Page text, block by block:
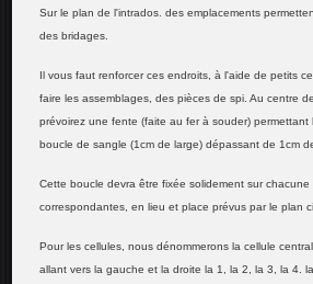
Sur le plan de l'intrados. des emplacements
des bridages.
Il vous faut renforcer ces endroits, à l'aide de petits
faire les assemblages, des pièces de spi. Au centre
prévoirez une fente (faite au fer à souder)
boucle de sangle (1cm de large) dépassant de 1cm
Cette boucle devra être fixée solidement sur chacune
correspondantes, en lieu et place prévus par le plan
Pour les cellules, nous dénommerons la cellule
allant vers la gauche et la droite la 1, la 2, la 3, la 4.